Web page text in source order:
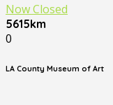
Now Closed
5615km
0
LA County Museum of Art